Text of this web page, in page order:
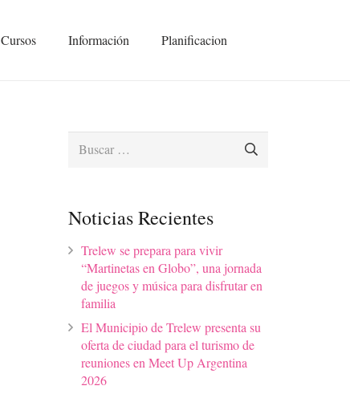
Cursos Información Planificacion
Buscar:
Noticias Recientes
Trelew se prepara para vivir
“Martinetas en Globo”, una jornada
de juegos y música para disfrutar en
familia
El Municipio de Trelew presenta su
oferta de ciudad para el turismo de
reuniones en Meet Up Argentina
2026